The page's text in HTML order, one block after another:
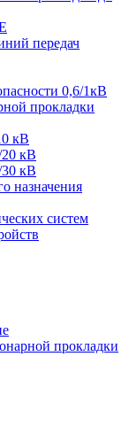
передач
0,6/1кВ
прокладки
кВ
кВ
кВ
назначения
систем
прокладки